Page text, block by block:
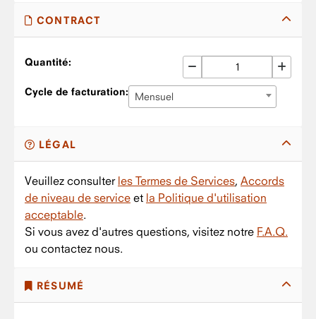
CONTRACT
Quantité:
Cycle de facturation: Mensuel
LÉGAL
Veuillez consulter les Termes de Services, Accords
de niveau de service et la Politique d'utilisation
acceptable.
Si vous avez d'autres questions, visitez notre F.A.Q.
ou contactez nous.
RÉSUMÉ